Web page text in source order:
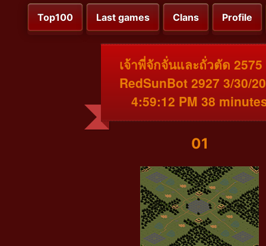
Top100 Last games Clans Profile
เจ้าพี่จักจั่นและถั่วตัด
RedSunBot 2927 3/30/
4:59:12 PM 38
01